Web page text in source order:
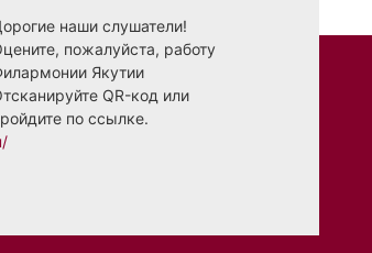
наши слушатели!
пожалуйста, работу
Якутии
QR-код или
по ссылке.